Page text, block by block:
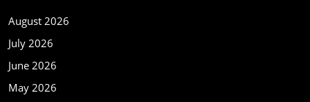
August 2026
July 2026
June 2026
May 2026